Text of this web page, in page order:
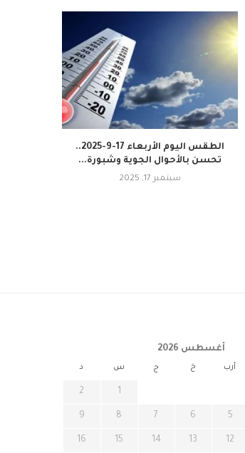
الطقس اليوم الأربعاء 17-9-2025..
تحسن بالأحوال الجوية وشبورة...
سبتمبر 17, 2025
أغسطس 2026
أرب خ ج س د
1
2
5
6
7
8
9
12
13
14
15
16